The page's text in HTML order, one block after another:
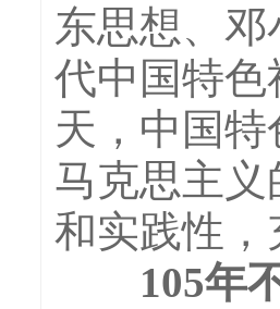
东思想、
代中国特
天，中国
马克思主
和实践性
105年不